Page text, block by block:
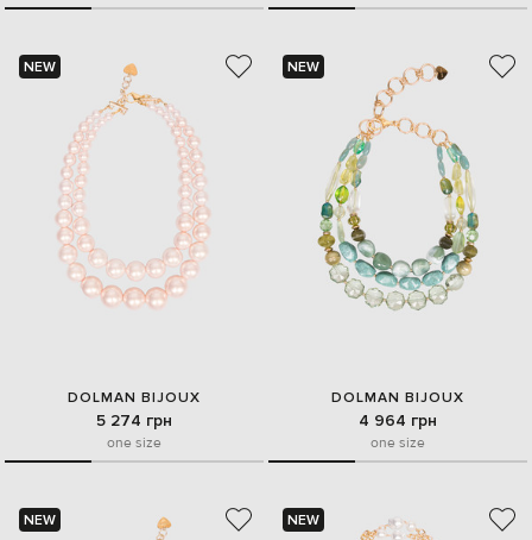
NEW
DOLMAN BIJOUX
5 274 грн
one size
NEW
DOLMAN BIJOUX
4 964 грн
one size
NEW NEW